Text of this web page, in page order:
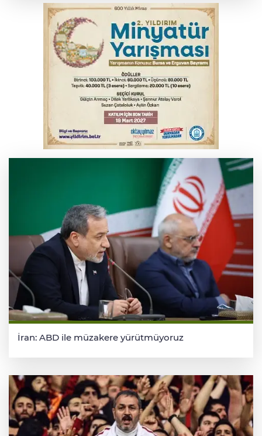
savaşı
Bursa'da Mustafa Keser'den müzik ve
kahkaha dolu gece
İnegöl'de orman yangını; Havadan ve
karadan müdahale başlatıldı
Bursa'da korkutan kazada 4 yaralı
İran: ABD ile müzakere yürütmüyoruz